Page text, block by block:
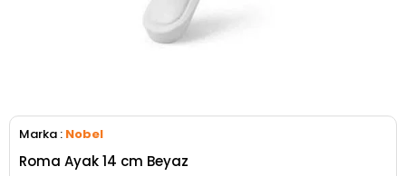
Marka : Nobel
Roma Ayak 14 cm Beyaz